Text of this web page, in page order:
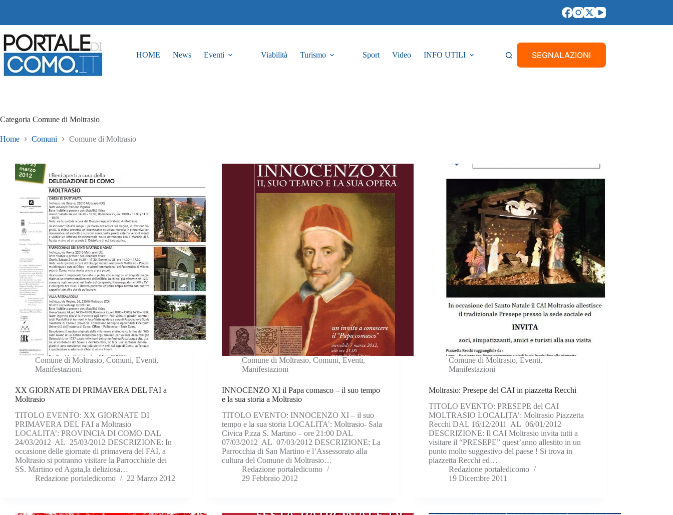
HOME News Eventi Viabilità Turismo Sport Video INFO UTILI SEGNALAZIONI
Categoria Comune di Moltrasio
Home Comuni Comune di Moltrasio
Comune di Moltrasio, Comuni, Eventi,
Manifestazioni
XX GIORNATE DI PRIMAVERA DEL FAI a
Moltrasio
TITOLO EVENTO: XX GIORNATE DI
PRIMAVERA DEL FAI a Moltrasio
LOCALITA’: PROVINCIA DI COMO DAL
24/03/2012 AL 25/03/2012 DESCRIZIONE: In
occasione delle giornate di primavera del FAI, a
Moltrasio si potranno visitare la Parrocchiale dei
SS. Martino ed Agata,la deliziosa…
Redazione portaledicomo
22 Marzo 2012
Comune di Moltrasio,Comuni,Eventi,
Manifestazioni
INNOCENZO XI il Papa comasco – il suo tempo
e la sua storia a Moltrasio
TITOLO EVENTO: INNOCENZO XI – il suo
tempo e la sua storia LOCALITA’: Moltrasio- Sala
Civica P.zza S. Martino – ore 21:00 DAL
07/03/2012 AL 07/03/2012 DESCRIZIONE: La
Parrocchia di San Martino e l’Assessorato alla
cultura del Comune di Moltrasio…
Redazione portaledicomo
29 Febbraio 2012
Comune di Moltrasio,Eventi,
Manifestazioni
Moltrasio: Presepe del CAI in piazzetta Recchi
TITOLO EVENTO: PRESEPE del CAI
MOLTRASIO LOCALITA’: Moltrasio Piazzetta
Recchi DAL 16/12/2011 AL 06/01/2012
DESCRIZIONE: Il CAI Moltrasio invita tutti a
visitare il “PRESEPE” quest’anno allestito in un
punto molto suggestivo del paese ! Si trova in
piazzetta Recchi ed…
Redazione portaledicomo
19 Dicembre 2011